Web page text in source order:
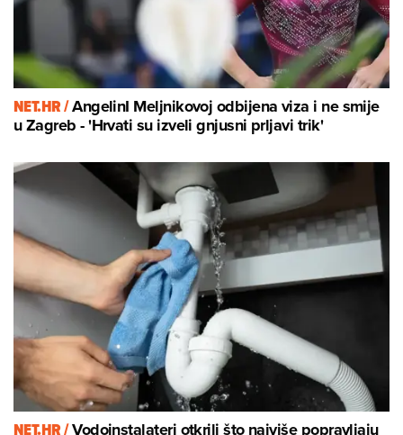
NET.HR /AngelinI Meljnikovoj odbijena viza i ne smije
u Zagreb - 'Hrvati su izveli gnjusni prljavi trik'
NET.HR /Vodoinstalateri otkrili što najviše popravljaju